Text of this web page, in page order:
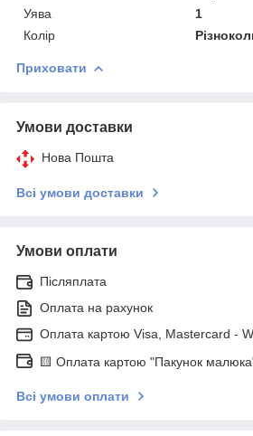
Уява
1
Колір
Приховати
Умови доставки
Нова Пошта
Всі умови доставки
Умови оплати
Післяплата
Оплата на рахунок
Оплата картою Visa, Mastercard -
🟨 Оплата картою "Пакунок
Всі умови оплати